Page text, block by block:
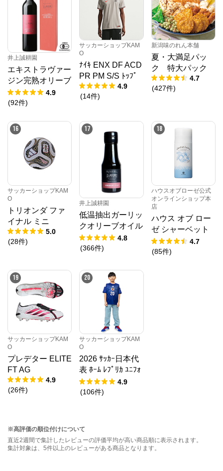
井上誠耕園
エキストラヴァー
ジン完熟オリーブ
オイル 450g4.9
(92件)
サッカーショップKAM
O
ﾅｲｷ ENX DF ACD
PR PM S/S ﾄｯﾌﾟ
4.9
(14件)
新潟味のれん本舗
夏・大満足パッ
ク 特大パック
4.7
(427件)
16
サッカーショップKAM
O
トリオンダ ファ
イナル ミニ
5.0
(28件)
17
井上誠耕園
低温抽出ガーリッ
クオリーブオイル
64g
4.8
(366件)
18
ハウスオブローゼ公式
オンラインショップ本
店
ハウス オブ ロー
ゼ シャーベット
ローション 95g
4.7
(85件)
19
サッカーショップKAM
O
プレデター ELITE
FT AG
4.9
(26件)
20
サッカーショップKAM
O
2026 ｻｯｶｰ日本代
表 ﾎｰﾑ ﾚﾌﾟﾘｶ ﾕﾆﾌｫ
ｰﾑ KIDS
4.9
(106件)
※高評価の順位付けについて
直近2週間で集計したレビューの評価平均が高い商品順に表示されます。
集計対象は、5件以上のレビューがある商品となります。